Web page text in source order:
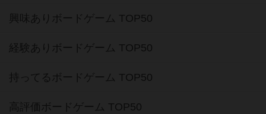
興味ありボードゲーム TOP50
経験ありボードゲーム TOP50
持ってるボードゲーム TOP50
高評価ボードゲーム TOP50